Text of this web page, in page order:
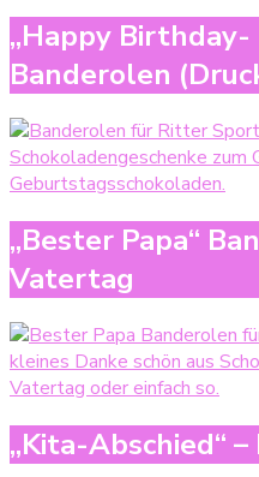
„Happy
Banderolen
„Bester Papa“
Vatertag
„Kita-Abschied“